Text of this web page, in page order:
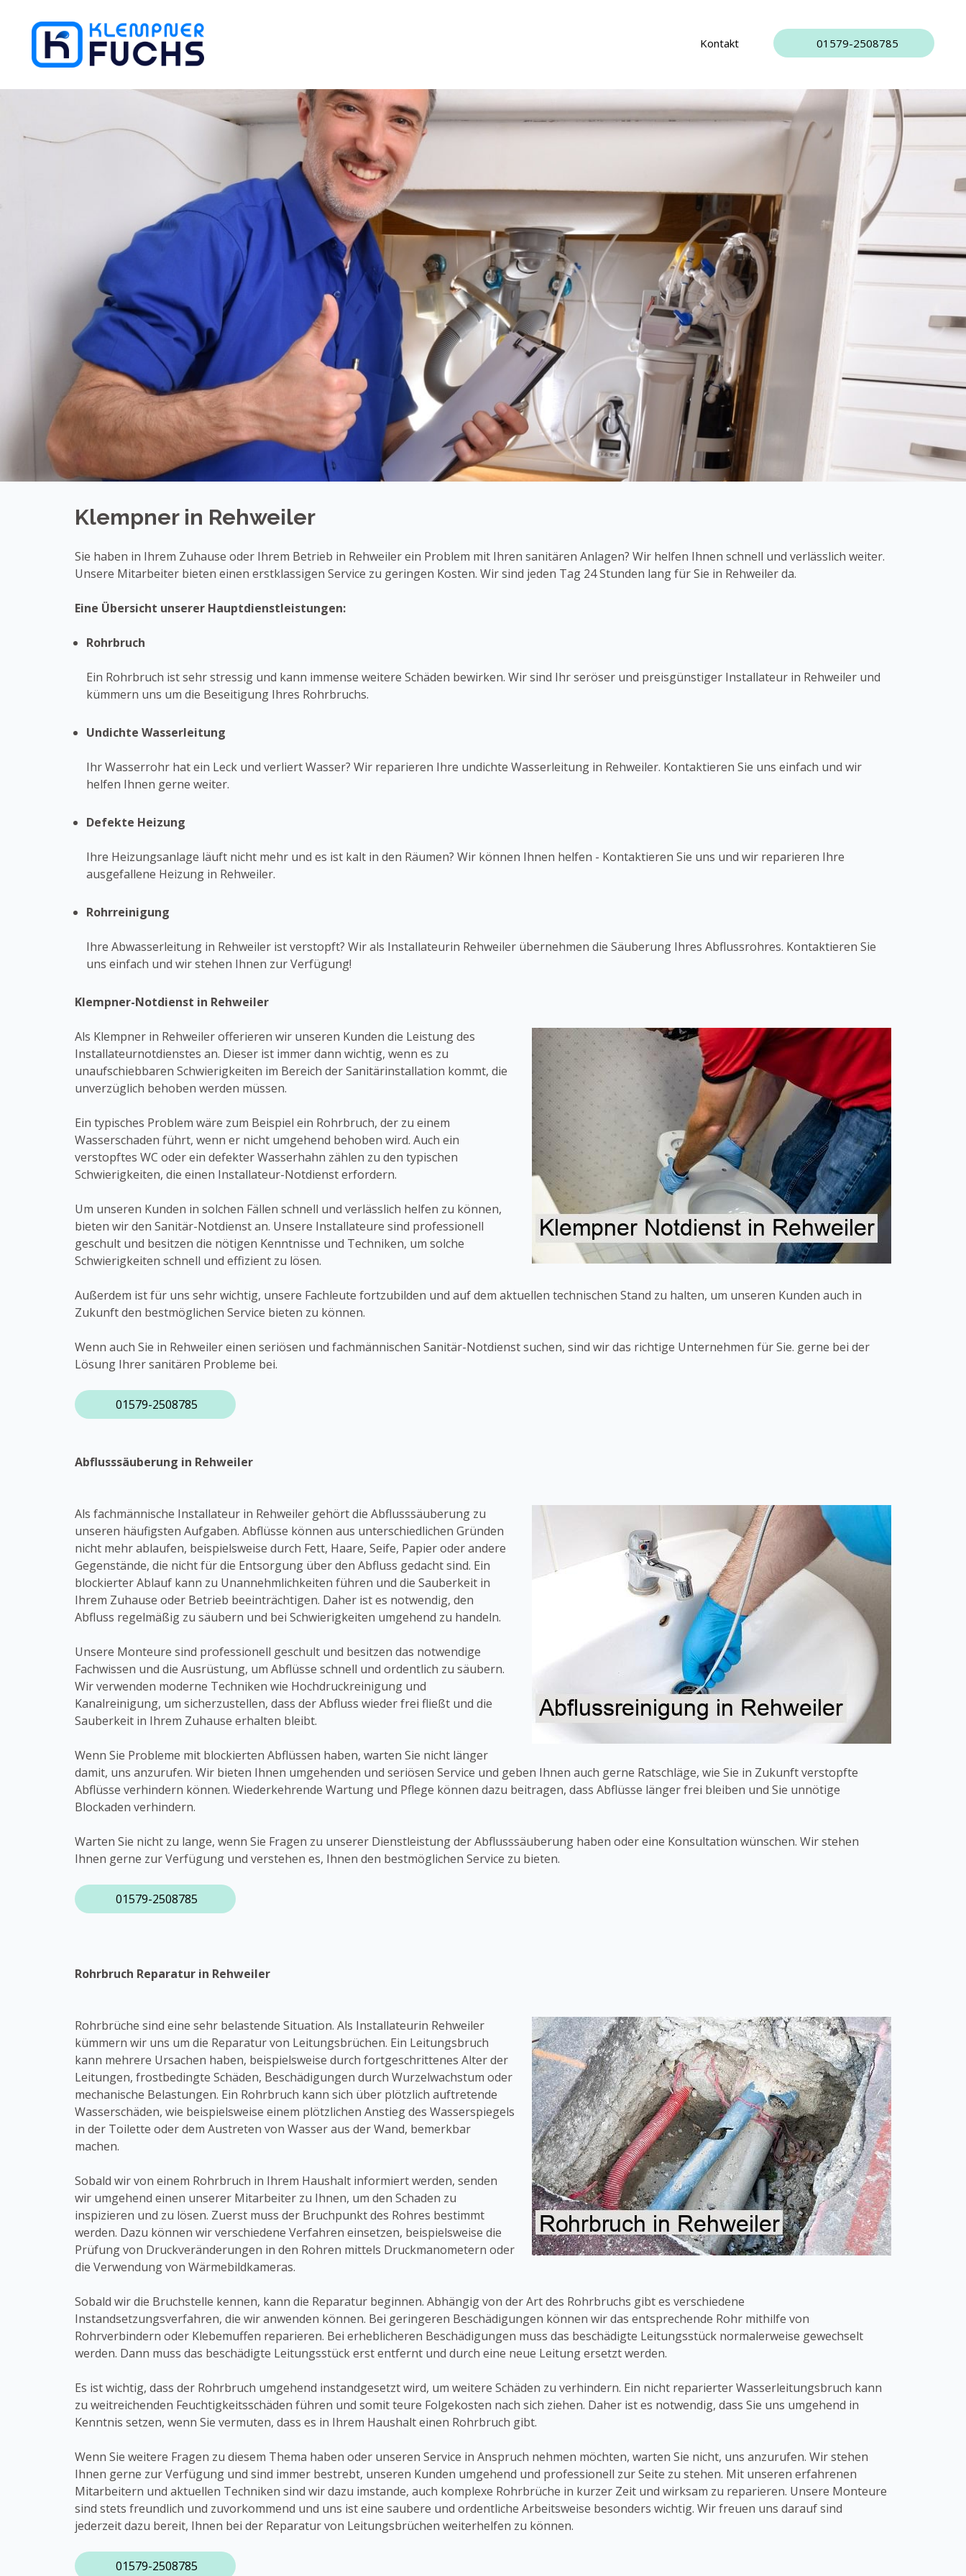
Kontakt 01579-2508785
Klempner in Rehweiler
Sie haben in Ihrem Zuhause oder Ihrem Betrieb in Rehweiler ein Problem mit Ihren sanitären Anlagen? Wir helfen Ihnen schnell und verlässlich weiter.
Unsere Mitarbeiter bieten einen erstklassigen Service zu geringen Kosten. Wir sind jeden Tag 24 Stunden lang für Sie in Rehweiler da.
Eine Übersicht unserer Hauptdienstleistungen:
Rohrbruch
Ein Rohrbruch ist sehr stressig und kann immense weitere Schäden bewirken. Wir sind Ihr seröser und preisgünstiger Installateur in Rehweiler und
kümmern uns um die Beseitigung Ihres Rohrbruchs.
Undichte Wasserleitung
Ihr Wasserrohr hat ein Leck und verliert Wasser? Wir reparieren Ihre undichte Wasserleitung in Rehweiler. Kontaktieren Sie uns einfach und wir
helfen Ihnen gerne weiter.
Defekte Heizung
Ihre Heizungsanlage läuft nicht mehr und es ist kalt in den Räumen? Wir können Ihnen helfen - Kontaktieren Sie uns und wir reparieren Ihre
ausgefallene Heizung in Rehweiler.
Rohrreinigung
Ihre Abwasserleitung in Rehweiler ist verstopft? Wir als Installateurin Rehweiler übernehmen die Säuberung Ihres Abflussrohres. Kontaktieren Sie
uns einfach und wir stehen Ihnen zur Verfügung!
Klempner-Notdienst in Rehweiler
Als Klempner in Rehweiler offerieren wir unseren Kunden die Leistung des
Installateurnotdienstes an. Dieser ist immer dann wichtig, wenn es zu
unaufschiebbaren Schwierigkeiten im Bereich der Sanitärinstallation kommt, die
unverzüglich behoben werden müssen.
Ein typisches Problem wäre zum Beispiel ein Rohrbruch, der zu einem
Wasserschaden führt, wenn er nicht umgehend behoben wird. Auch ein
verstopftes WC oder ein defekter Wasserhahn zählen zu den typischen
Schwierigkeiten, die einen Installateur-Notdienst erfordern.
Um unseren Kunden in solchen Fällen schnell und verlässlich helfen zu können,
bieten wir den Sanitär-Notdienst an. Unsere Installateure sind professionell
geschult und besitzen die nötigen Kenntnisse und Techniken, um solche
Schwierigkeiten schnell und effizient zu lösen.
Außerdem ist für uns sehr wichtig, unsere Fachleute fortzubilden und auf dem aktuellen technischen Stand zu halten, um unseren Kunden auch in
Zukunft den bestmöglichen Service bieten zu können.
Wenn auch Sie in Rehweiler einen seriösen und fachmännischen Sanitär-Notdienst suchen, sind wir das richtige Unternehmen für Sie. gerne bei der
Lösung Ihrer sanitären Probleme bei.
01579-2508785
Abflusssäuberung in Rehweiler
Als fachmännische Installateur in Rehweiler gehört die Abflusssäuberung zu
unseren häufigsten Aufgaben. Abflüsse können aus unterschiedlichen Gründen
nicht mehr ablaufen, beispielsweise durch Fett, Haare, Seife, Papier oder andere
Gegenstände, die nicht für die Entsorgung über den Abfluss gedacht sind. Ein
blockierter Ablauf kann zu Unannehmlichkeiten führen und die Sauberkeit in
Ihrem Zuhause oder Betrieb beeinträchtigen. Daher ist es notwendig, den
Abfluss regelmäßig zu säubern und bei Schwierigkeiten umgehend zu handeln.
Unsere Monteure sind professionell geschult und besitzen das notwendige
Fachwissen und die Ausrüstung, um Abflüsse schnell und ordentlich zu säubern.
Wir verwenden moderne Techniken wie Hochdruckreinigung und
Kanalreinigung, um sicherzustellen, dass der Abfluss wieder frei fließt und die
Sauberkeit in Ihrem Zuhause erhalten bleibt.
Wenn Sie Probleme mit blockierten Abflüssen haben, warten Sie nicht länger
damit, uns anzurufen. Wir bieten Ihnen umgehenden und seriösen Service und geben Ihnen auch gerne Ratschläge, wie Sie in Zukunft verstopfte
Abflüsse verhindern können. Wiederkehrende Wartung und Pflege können dazu beitragen, dass Abflüsse länger frei bleiben und Sie unnötige
Blockaden verhindern.
Warten Sie nicht zu lange, wenn Sie Fragen zu unserer Dienstleistung der Abflusssäuberung haben oder eine Konsultation wünschen. Wir stehen
Ihnen gerne zur Verfügung und verstehen es, Ihnen den bestmöglichen Service zu bieten.
01579-2508785
Rohrbruch Reparatur in Rehweiler
Rohrbrüche sind eine sehr belastende Situation. Als Installateurin Rehweiler
kümmern wir uns um die Reparatur von Leitungsbrüchen. Ein Leitungsbruch
kann mehrere Ursachen haben, beispielsweise durch fortgeschrittenes Alter der
Leitungen, frostbedingte Schäden, Beschädigungen durch Wurzelwachstum oder
mechanische Belastungen. Ein Rohrbruch kann sich über plötzlich auftretende
Wasserschäden, wie beispielsweise einem plötzlichen Anstieg des Wasserspiegels
in der Toilette oder dem Austreten von Wasser aus der Wand, bemerkbar
machen.
Sobald wir von einem Rohrbruch in Ihrem Haushalt informiert werden, senden
wir umgehend einen unserer Mitarbeiter zu Ihnen, um den Schaden zu
inspizieren und zu lösen. Zuerst muss der Bruchpunkt des Rohres bestimmt
werden. Dazu können wir verschiedene Verfahren einsetzen, beispielsweise die
Prüfung von Druckveränderungen in den Rohren mittels Druckmanometern oder
die Verwendung von Wärmebildkameras.
Sobald wir die Bruchstelle kennen, kann die Reparatur beginnen. Abhängig von der Art des Rohrbruchs gibt es verschiedene
Instandsetzungsverfahren, die wir anwenden können. Bei geringeren Beschädigungen können wir das entsprechende Rohr mithilfe von
Rohrverbindern oder Klebemuffen reparieren. Bei erheblicheren Beschädigungen muss das beschädigte Leitungsstück normalerweise gewechselt
werden. Dann muss das beschädigte Leitungsstück erst entfernt und durch eine neue Leitung ersetzt werden.
Es ist wichtig, dass der Rohrbruch umgehend instandgesetzt wird, um weitere Schäden zu verhindern. Ein nicht reparierter Wasserleitungsbruch kann
zu weitreichenden Feuchtigkeitsschäden führen und somit teure Folgekosten nach sich ziehen. Daher ist es notwendig, dass Sie uns umgehend in
Kenntnis setzen, wenn Sie vermuten, dass es in Ihrem Haushalt einen Rohrbruch gibt.
Wenn Sie weitere Fragen zu diesem Thema haben oder unseren Service in Anspruch nehmen möchten, warten Sie nicht, uns anzurufen. Wir stehen
Ihnen gerne zur Verfügung und sind immer bestrebt, unseren Kunden umgehend und professionell zur Seite zu stehen. Mit unseren erfahrenen
Mitarbeitern und aktuellen Techniken sind wir dazu imstande, auch komplexe Rohrbrüche in kurzer Zeit und wirksam zu reparieren. Unsere Monteure
sind stets freundlich und zuvorkommend und uns ist eine saubere und ordentliche Arbeitsweise besonders wichtig. Wir freuen uns darauf sind
jederzeit dazu bereit, Ihnen bei der Reparatur von Leitungsbrüchen weiterhelfen zu können.
01579-2508785